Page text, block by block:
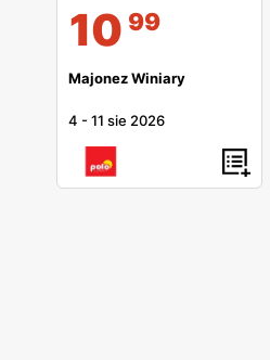
10 99
Majonez Winiary
4 -11 sie 2026